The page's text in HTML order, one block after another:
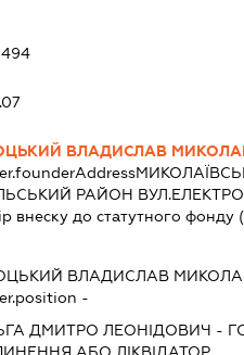
ВЛАДИСЛАВ
РАЙОН
внеску до статутного фонду
ВЛАДИСЛАВ
-
ДМИТРО ЛЕОНІДОВИЧ -